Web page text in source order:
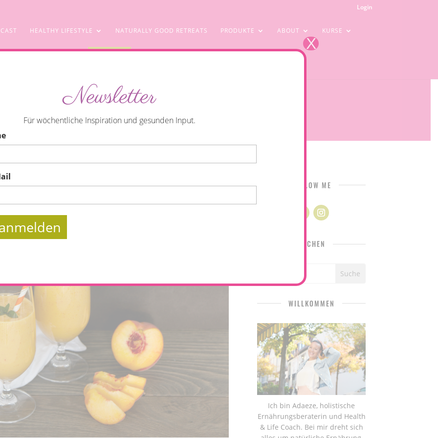
Login
HEALTHY LIFESTYLE NATURALLY GOOD RETREATS PRODUKTE ABOUT KURSE
Pfirsich-Orangen-Shake mit Kurkuma
FOLLOW ME
SUCHEN
WILLKOMMEN
Ich bin Adaeze, holistische
Ernährungsberaterin und Health
& Life Coach. Bei mir dreht sich
Newsletter
Für wöchentliche Inspiration und gesunden Input.
X